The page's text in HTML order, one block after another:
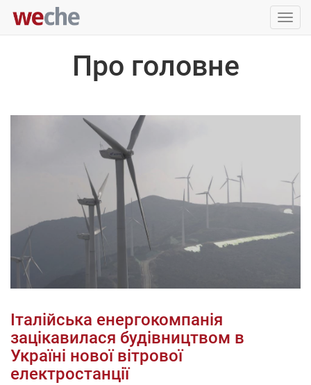
Про головне
Італійська енергокомпанія
зацікавилася будівництвом в
Україні нової вітрової
електростанції